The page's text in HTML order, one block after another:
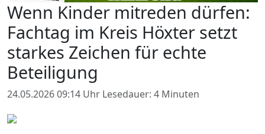
Wenn Kinder mitreden dürfen:
Fachtag im Kreis Höxter setzt
starkes Zeichen für echte
Beteiligung
24.05.2026 09:14 Uhr Lesedauer: 4 Minuten